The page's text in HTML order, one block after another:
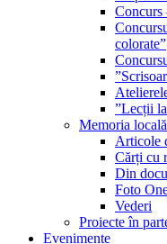
Concurs
colorate”
”Lecții
Memoria locală
Articole
Cărți cu
Din
Foto
Vederi
Proiecte în
Evenimente